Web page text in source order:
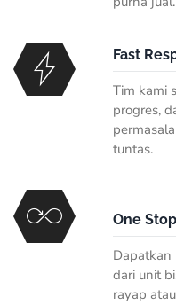
Fast
Tim kami
progres,
tuntas.
One
Dapatkan
dari unit
rayap